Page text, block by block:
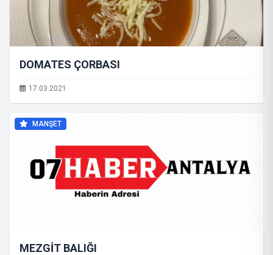
DOMATES ÇORBASI
17.03.2021
MANŞET
MEZGİT BALIĞI